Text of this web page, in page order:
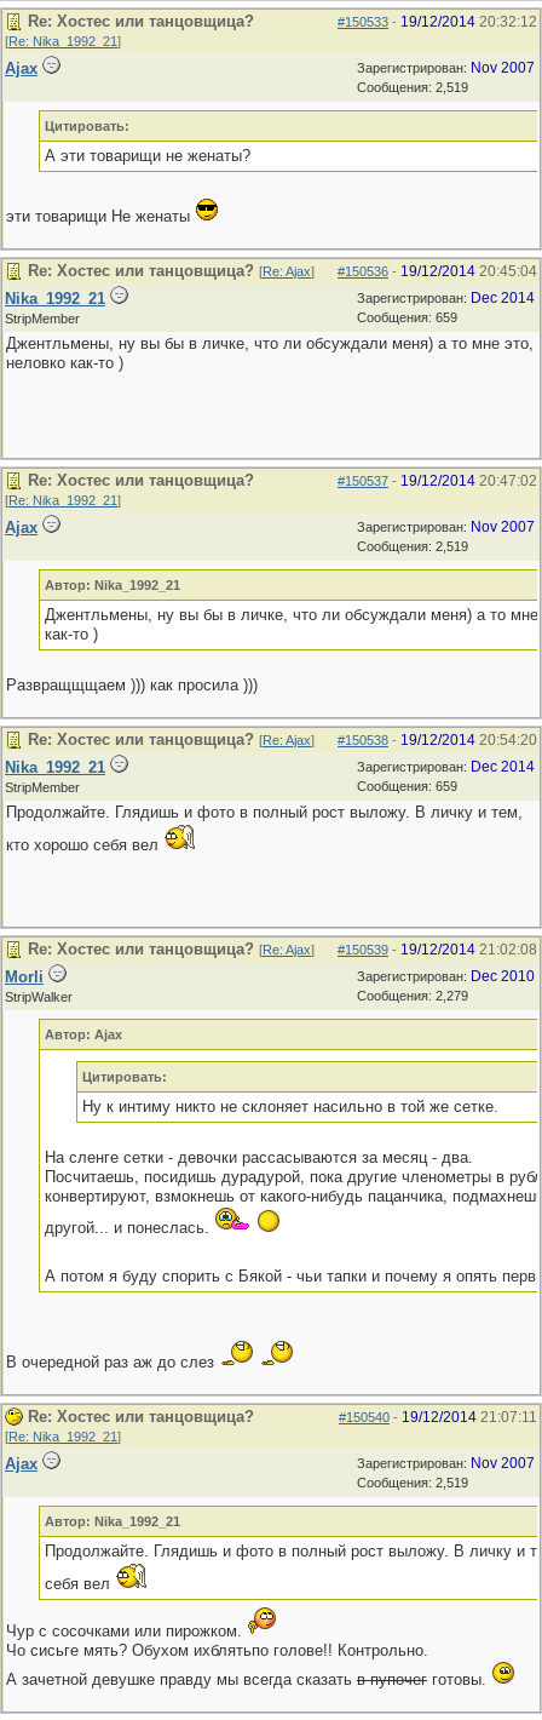
#150533 - 19/12/2014 20:32:12
Re: Хостес или танцовщица?
[Re: Nika_1992_21]
Зарегистрирован: Nov 2007
Сообщения: 2,519
Ajax
Цитировать:
А эти товарищи не женаты?
эти товарищи Не женаты
#150536 - 19/12/2014 20:45:04
Re: Хостес или танцовщица? [Re: Ajax]
Зарегистрирован: Dec 2014
Сообщения: 659
Nika_1992_21
StripMember
Джентльмены, ну вы бы в личке, что ли обсуждали меня) а то мне это,
неловко как-то )
#150537 - 19/12/2014 20:47:02
Re: Хостес или танцовщица?
[Re: Nika_1992_21]
Зарегистрирован: Nov 2007
Сообщения: 2,519
Ajax
Автор: Nika_1992_21
Джентльмены, ну вы бы в личке, что ли обсуждали меня) а то мне
как-то )
Развращщщаем ))) как просила )))
#150538 - 19/12/2014 20:54:20
Re: Хостес или танцовщица? [Re: Ajax]
Зарегистрирован: Dec 2014
Сообщения: 659
Nika_1992_21
StripMember
Продолжайте. Глядишь и фото в полный рост выложу. В личку и тем,
кто хорошо себя вел
#150539 - 19/12/2014 21:02:08
Re: Хостес или танцовщица? [Re: Ajax]
Зарегистрирован: Dec 2010
Сообщения: 2,279
Morli
StripWalker
Автор: Ajax
Цитировать:
Ну к интиму никто не склоняет насильно в той же сетке.
На сленге сетки - девочки рассасываются за месяц - два.
Посчитаешь, посидишь дурадурой, пока другие членометры в
конвертируют, взмокнешь от какого-нибудь пацанчика,
другой... и понеслась.
А потом я буду спорить с Бякой - чьи тапки и почему я опять
В очередной раз аж до слез
#150540 - 19/12/2014 21:07:11
Re: Хостес или танцовщица?
[Re: Nika_1992_21]
Зарегистрирован: Nov 2007
Сообщения: 2,519
Ajax
Автор: Nika_1992_21
Продолжайте. Глядишь и фото в полный рост выложу. В личку и
себя вел
Чур с сосочками или пирожком.
Чо сисьге мять? Обухом ихблятьпо голове!! Контрольно.
А зачетной девушке правду мы всегда сказать в пупочег готовы.